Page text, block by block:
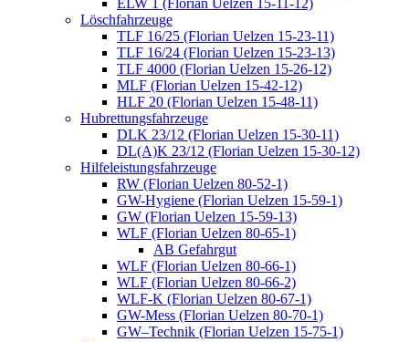
ELW 1 (Florian Uelzen 15-11-12)
Löschfahrzeuge
TLF 16/25 (Florian Uelzen 15-23-11)
TLF 16/24 (Florian Uelzen 15-23-13)
TLF 4000 (Florian Uelzen 15-26-12)
MLF (Florian Uelzen 15-42-12)
HLF 20 (Florian Uelzen 15-48-11)
Hubrettungsfahrzeuge
DLK 23/12 (Florian Uelzen 15-30-11)
DL(A)K 23/12 (Florian Uelzen 15-30-12)
Hilfeleistungsfahrzeuge
RW (Florian Uelzen 80-52-1)
GW-Hygiene (Florian Uelzen 15-59-1)
GW (Florian Uelzen 15-59-13)
WLF (Florian Uelzen 80-65-1)
AB Gefahrgut
WLF (Florian Uelzen 80-66-1)
WLF (Florian Uelzen 80-66-2)
WLF-K (Florian Uelzen 80-67-1)
GW-Mess (Florian Uelzen 80-70-1)
GW–Technik (Florian Uelzen 15-75-1)